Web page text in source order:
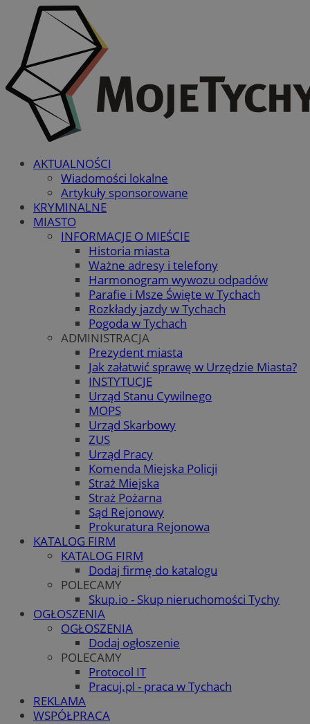
AKTUALNOŚCI
Wiadomości lokalne
Artykuły sponsorowane
KRYMINALNE
MIASTO
INFORMACJE O MIEŚCIE
Historia miasta
Ważne adresy i telefony
Harmonogram wywozu odpadów
Parafie i Msze Święte w Tychach
Rozkłady jazdy w Tychach
Pogoda w Tychach
ADMINISTRACJA
Prezydent miasta
Jak załatwić sprawę w Urzędzie Miasta?
INSTYTUCJE
Urząd Stanu Cywilnego
MOPS
Urząd Skarbowy
ZUS
Urząd Pracy
Komenda Miejska Policji
Straż Miejska
Straż Pożarna
Sąd Rejonowy
Prokuratura Rejonowa
KATALOG FIRM
KATALOG FIRM
Dodaj firmę do katalogu
POLECAMY
Skup.io - Skup nieruchomości Tychy
OGŁOSZENIA
OGŁOSZENIA
Dodaj ogłoszenie
POLECAMY
Protocol IT
Pracuj.pl - praca w Tychach
REKLAMA
WSPÓŁPRACA